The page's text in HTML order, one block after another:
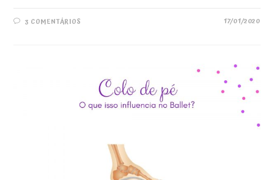
3 COMENTÁRIOS 17/01/2020